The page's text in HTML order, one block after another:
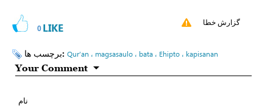
0 LIKE گزارش خطا
برچسب ها: Qur’an ، magsasaulo ، bata ، Ehipto ، kapisanan
Your Comment
نام